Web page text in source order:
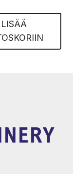
LISÄÄ